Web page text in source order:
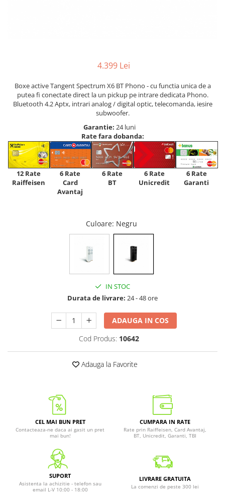
4.399 Lei
Boxe active Tangent Spectrum X6 BT Phono - cu functia unica de a
putea fi conectate direct la un pickup pe intrare dedicata Phono.
Bluetooth 4.2 Aptx, intrari analog / digital optic, telecomanda, iesire
subwoofer.
Garantie: 24 luni
Rate fara dobanda:
12 Rate
Raiffeisen
6 Rate
Card
Avantaj
6 Rate
BT
6 Rate
Unicredit
6 Rate
Garanti
Culoare: Negru
IN STOC
Durata de livrare: 24 - 48 ore
ADAUGA IN COS
Cod Produs: 10642
Adauga la Favorite
CEL MAI BUN PRET
Contacteaza-ne daca ai gasit un pret
mai bun!
CUMPARA IN RATE
Rate prin Raiffeisen, Card Avantaj,
BT, Unicredit, Garanti, TBI
SUPORT
Asistenta la achizitie - telefon sau
email L-V 10:00 - 18:00
LIVRARE GRATUITA
La comenzi de peste 300 lei